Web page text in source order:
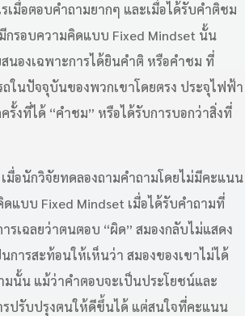
เมื่อตอบคำถามยากๆ และเมื่อได้รับคำติชม
รอบความคิดแบบ Fixed Mindset นั้น
นองเฉพาะการได้ยินคำติ หรือคำชม ที่
ในปัจจุบันของพวกเขาโดยตรง ประจุไฟฟ้า
รั้งที่ได้ “คำชม” หรือได้รับการบอกว่าสิ่งที่
มื่อนักวิจัยทดลองถามคำถามโดยไม่มีคะแนน
แบบ Fixed Mindset เมื่อได้รับคำถามที่
รเฉลยว่าตนตอบ “ผิด” สมองกลับไม่แสดง
การสะท้อนให้เห็นว่า สมองของเขาไม่ได้
นั้น แม้ว่าคำตอบจะเป็นประโยชน์และ
รปรับปรุงตนให้ดีขึ้นได้ แต่สนใจที่คะแนน